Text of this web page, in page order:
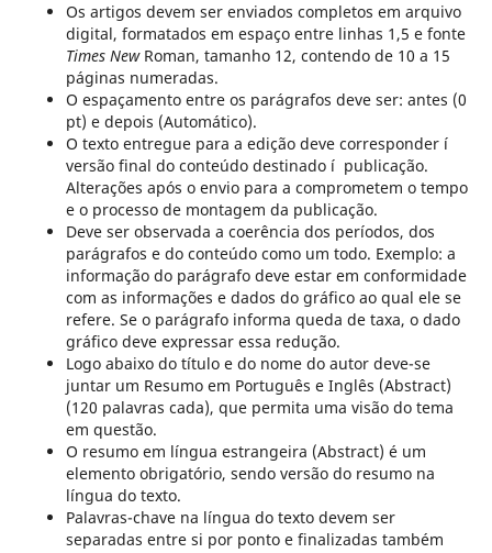
Os artigos devem ser enviados completos em arquivo
digital, formatados em espaço entre linhas 1,5 e fonte
Times New Roman, tamanho 12, contendo de 10 a 15
páginas numeradas.
O espaçamento entre os parágrafos deve ser: antes (0
pt) e depois (Automático).
O texto entregue para a edição deve corresponder í
versão final do conteúdo destinado í publicação.
Alterações após o envio para a comprometem o tempo
e o processo de montagem da publicação.
Deve ser observada a coerência dos períodos, dos
parágrafos e do conteúdo como um todo. Exemplo: a
informação do parágrafo deve estar em conformidade
com as informações e dados do gráfico ao qual ele se
refere. Se o parágrafo informa queda de taxa, o dado
gráfico deve expressar essa redução.
Logo abaixo do título e do nome do autor deve-se
juntar um Resumo em Português e Inglês (Abstract)
(120 palavras cada), que permita uma visão do tema
em questão.
O resumo em língua estrangeira (Abstract) é um
elemento obrigatório, sendo versão do resumo na
língua do texto.
Palavras-chave na língua do texto devem ser
separadas entre si por ponto e finalizadas também